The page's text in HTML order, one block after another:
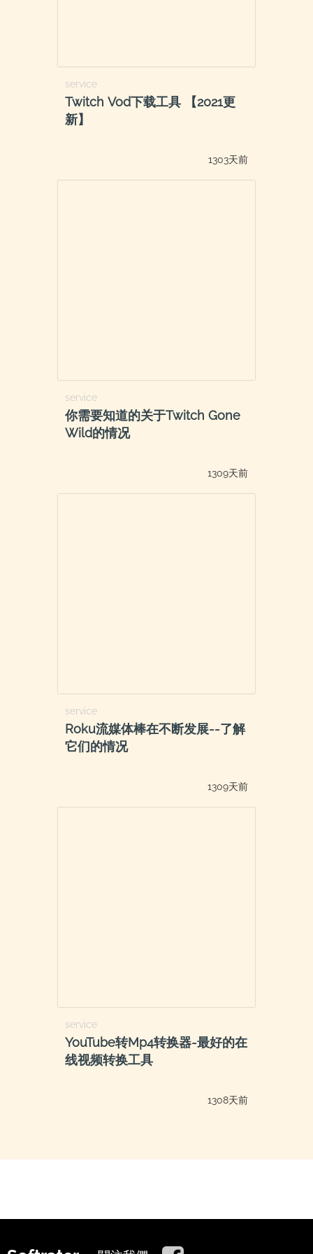
service
Twitch Vod下载工具 【2021更
新】
1303天前
service
你需要知道的关于Twitch Gone
Wild的情况
1309天前
service
Roku流媒体棒在不断发展--了解
它们的情况
1309天前
service
YouTube转Mp4转换器-最好的在
线视频转换工具
1308天前